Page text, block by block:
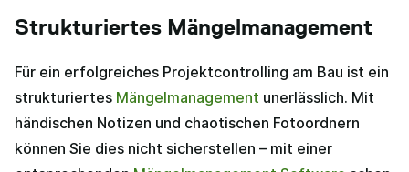
Strukturiertes Mängelmanagement
Für ein erfolgreiches Projektcontrolling am Bau ist ein
strukturiertes Mängelmanagement unerlässlich. Mit
händischen Notizen und chaotischen Fotoordnern
können Sie dies nicht sicherstellen – mit einer